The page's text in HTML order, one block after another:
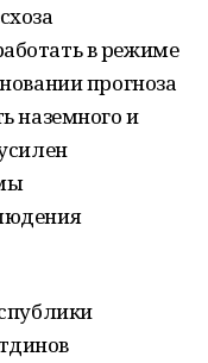
в режиме
прогноза
наземного и